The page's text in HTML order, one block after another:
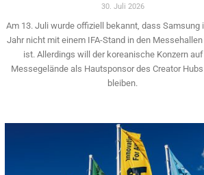
30. Juli 2026
Am 13. Juli wurde offiziell bekannt, dass Samsung
Jahr nicht mit einem IFA-Stand in den
ist. Allerdings will ­der koreanische Konzern
Messegelände als Hautsponsor des Creator
bleiben.